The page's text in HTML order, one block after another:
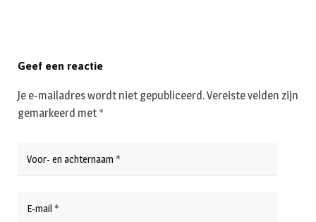
Geef een reactie
Je e-mailadres wordt niet gepubliceerd.Vereiste velden zijn
gemarkeerd met *